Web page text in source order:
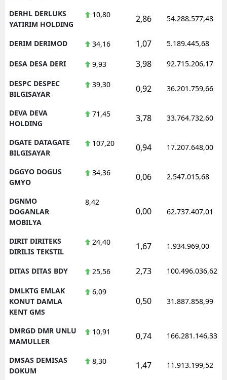
DERHL DERLUKS
YATIRIM HOLDING
10,80 2,86 54.288.577,48
DERIM DERIMOD 34,16 1,07 5.189.445,68
DESA DESA DERI 9,93 3,98 92.715.206,17
DESPC DESPEC
BILGISAYAR
39,30 0,92 36.201.759,66
DEVA DEVA
HOLDING
71,45 3,78 33.764.732,60
DGATE DATAGATE
BILGISAYAR
107,20 0,94 17.207.648,00
DGGYO DOGUS
GMYO
34,36 0,06 2.547.015,68
DGNMO
DOGANLAR
MOBILYA
8,42
0,00 62.737.407,01
DIRIT DIRITEKS
DIRILIS TEKSTIL
24,40 1,67 1.934.969,00
DITAS DITAS BDY 25,56 2,73 100.496.036,62
DMLKTG EMLAK
KONUT DAMLA
KENT GMS
6,09
0,50 31.887.858,99
DMRGD DMR UNLU
MAMULLER
10,91 0,74 166.281.146,33
DMSAS DEMISAS
DOKUM
8,30 1,47 11.913.199,52